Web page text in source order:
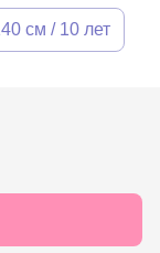
см / 10 лет